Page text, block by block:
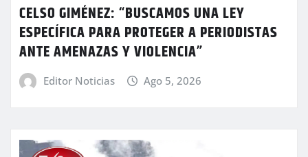
CELSO GIMÉNEZ: “BUSCAMOS UNA LEY
ESPECÍFICA PARA PROTEGER A PERIODISTAS
ANTE AMENAZAS Y VIOLENCIA”
Editor Noticias Ago 5, 2026